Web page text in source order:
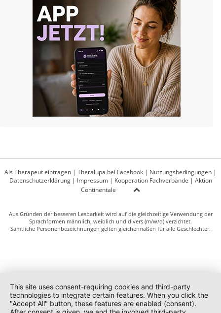
Als Therapeut eintragen | Theralupa bei Facebook | Nutzungsbedingungen |
Datenschutzerklärung| Impressum| Kooperation Fachverbände | Aktion
Continentale
Aus Gründen der besseren Lesbarkeit wird auf die gleichzeitige Verwendung der
Sprachformen männlich, weiblich und divers (m/w/d) verzichtet.
Sämtliche Personenbezeichnungen gelten gleichermaßen für alle Geschlechter.
This site uses consent-requiring cookies and third-party
technologies to integrate certain features. When you click the
"Accept All" button, these features are enabled (consent).